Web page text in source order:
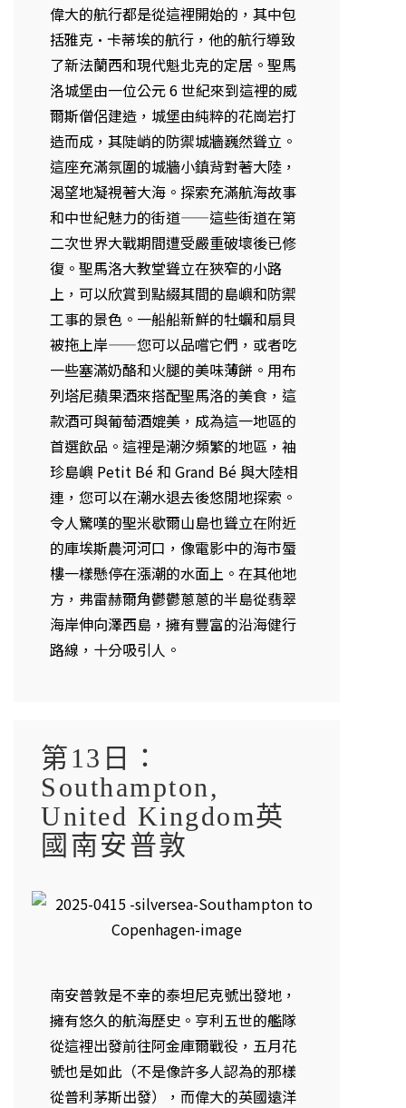
偉大的航行都是從這裡開始的，其中包
括雅克·卡蒂埃的航行，他的航行導致
了新法蘭西和現代魁北克的定居。聖馬
洛城堡由一位公元 6 世紀來到這裡的威
爾斯僧侶建造，城堡由純粹的花崗岩打
造而成，其陡峭的防禦城牆巍然聳立。
這座充滿氛圍的城牆小鎮背對著大陸，
渴望地凝視著大海。探索充滿航海故事
和中世紀魅力的街道——這些街道在第
二次世界大戰期間遭受嚴重破壞後已修
復。聖馬洛大教堂聳立在狹窄的小路
上，可以欣賞到點綴其間的島嶼和防禦
工事的景色。一船船新鮮的牡蠣和扇貝
被拖上岸——您可以品嚐它們，或者吃
一些塞滿奶酪和火腿的美味薄餅。用布
列塔尼蘋果酒來搭配聖馬洛的美食，這
款酒可與葡萄酒媲美，成為這一地區的
首選飲品。這裡是潮汐頻繁的地區，袖
珍島嶼 Petit Bé 和 Grand Bé 與大陸相
連，您可以在潮水退去後悠閒地探索。
令人驚嘆的聖米歇爾山島也聳立在附近
的庫埃斯農河河口，像電影中的海市蜃
樓一樣懸停在漲潮的水面上。在其他地
方，弗雷赫爾角鬱鬱蔥蔥的半島從翡翠
海岸伸向澤西島，擁有豐富的沿海健行
路線，十分吸引人。
第13日：
Southampton,
United Kingdom英
國南安普敦
南安普敦是不幸的泰坦尼克號出發地，
擁有悠久的航海歷史。亨利五世的艦隊
從這裡出發前往阿金庫爾戰役，五月花
號也是如此（不是像許多人認為的那樣
從普利茅斯出發），而偉大的英國遠洋